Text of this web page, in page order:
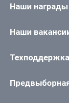
Наши награды
Наши
Техподдержка